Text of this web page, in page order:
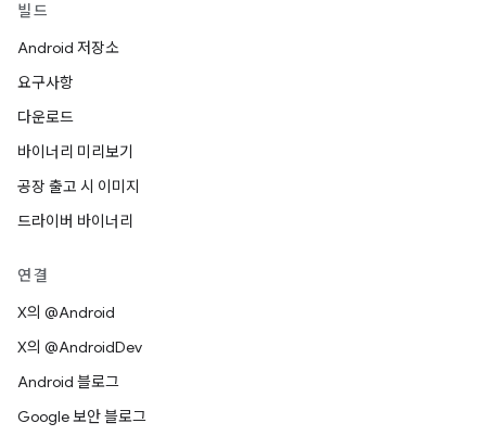
빌드
Android 저장소
요구사항
다운로드
바이너리 미리보기
공장 출고 시 이미지
드라이버 바이너리
연결
X의 @Android
X의 @AndroidDev
Android 블로그
Google 보안 블로그